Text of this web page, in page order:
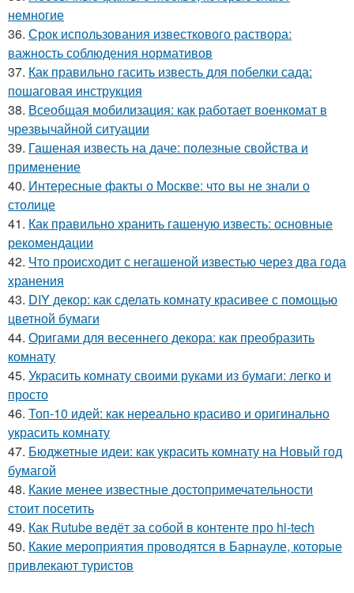
немногие
36. Срок использования известкового раствора:
важность соблюдения нормативов
37. Как правильно гасить известь для побелки сада:
пошаговая инструкция
38. Всеобщая мобилизация: как работает военкомат в
чрезвычайной ситуации
39. Гашеная известь на даче: полезные свойства и
применение
40. Интересные факты о Москве: что вы не знали о
столице
41. Как правильно хранить гашеную известь: основные
рекомендации
42. Что происходит с негашеной известью через два года
хранения
43. DIY декор: как сделать комнату красивее с помощью
цветной бумаги
44. Оригами для весеннего декора: как преобразить
комнату
45. Украсить комнату своими руками из бумаги: легко и
просто
46. Топ-10 идей: как нереально красиво и оригинально
украсить комнату
47. Бюджетные идеи: как украсить комнату на Новый год
бумагой
48. Какие менее известные достопримечательности
стоит посетить
49. Как Rutube ведёт за собой в контенте про hi-tech
50. Какие мероприятия проводятся в Барнауле, которые
привлекают туристов